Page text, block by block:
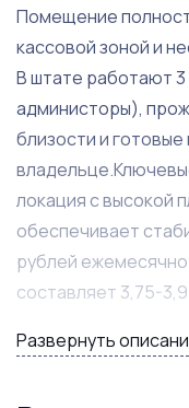
Помещение
кассовой зоной и
В штате работают
администоры),
близости и
локация с высокой
обеспечивает
рублей
составляет 3,75-
вложений и
Развернуть